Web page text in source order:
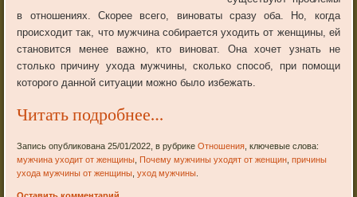
в отношениях. Скорее всего, виноваты сразу оба. Но, когда
происходит так, что мужчина собирается уходить от женщины, ей
становится менее важно, кто виноват. Она хочет узнать не
столько причину ухода мужчины, сколько способ, при помощи
которого данной ситуации можно было избежать.
Читать подробнее…
Запись опубликована 25/01/2022, в рубрикеОтношения , ключевые слова:
мужчина уходит от женщины Почему мужчины уходят от женщин ,причины
ухода мужчины от женщины ,уход мужчины